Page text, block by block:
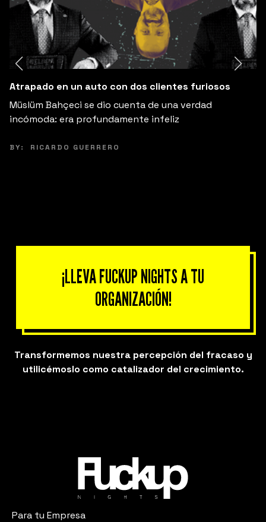
Mi socio se desapareció con mis $60,000
Conzuelo Pi comparte su historia de fracaso.
¡LLEVA FUCKUP NIGHTS A TU
ORGANIZACIÓN!
Transformemos nuestra percepción del fracaso y
utilicémoslo como catalizador del crecimiento.
Para tu Empresa